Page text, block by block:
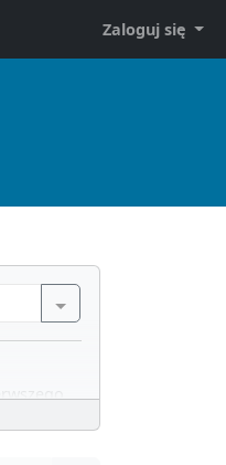
Zaloguj się